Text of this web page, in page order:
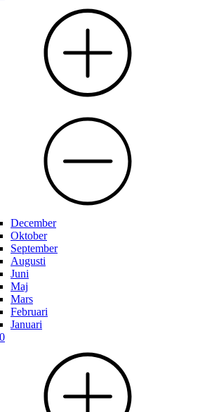
December
Oktober
September
Augusti
Juni
Maj
Mars
Februari
Januari